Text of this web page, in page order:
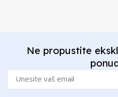
Ne propustite